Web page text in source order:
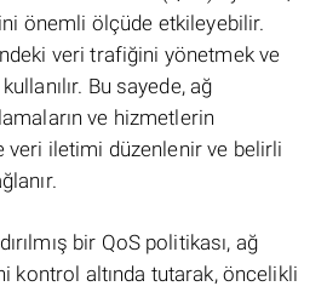
önemli ölçüde etkileyebilir.
veri trafiğini yönetmek ve
Bu sayede, ağ
ve hizmetlerin
veri iletimi düzenlenir ve belirli
bir QoS politikası, ağ
kontrol altında tutarak, öncelikli